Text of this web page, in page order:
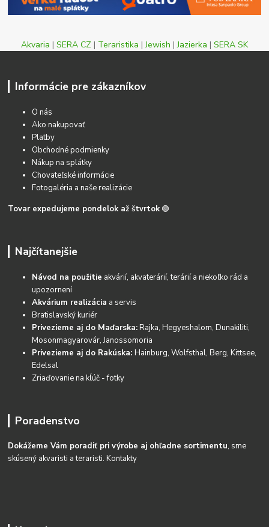
Akvaria | SERA CZ | Teraristika |Jewish |Jazierka | SERA SK
Informácie pre zákazníkov
O nás
Ako nakupovať
Platby
Obchodné podmienky
Nákup na splátky
Chovateľské informácie
Fotogaléria a naše realizácie
Tovar expedujeme pondelok až štvrtok 🟢
Najčítanejšie
Návod na použitie akvárií, akvaterárií, terárií a niekoľko rád a
upozornení
Akvárium realizácia a servis
Bratislavský kuriér
Privezieme aj do Maďarska:Rajka, Hegyeshalom, Dunakiliti,
Mosonmagyarovár, Janossomoria
Privezieme aj do Rakúska:Hainburg, Wolfsthal, Berg, Kittsee,
Edelsal
Zriaďovanie na kĺúč - fotky
Poradenstvo
Dokážeme Vám poradiť pri výrobe aj ohľadne sortimentu, sme
skúsený akvaristi a teraristi.Kontakty